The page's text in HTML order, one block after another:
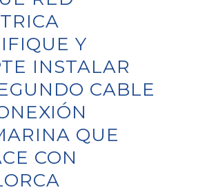
Y
INSTALAR
CABLE
QUE
CON